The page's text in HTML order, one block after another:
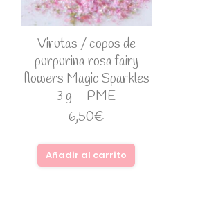
Virutas / copos de
purpurina rosa fairy
flowers Magic Sparkles
3 g – PME
6,50€
Añadir al carrito